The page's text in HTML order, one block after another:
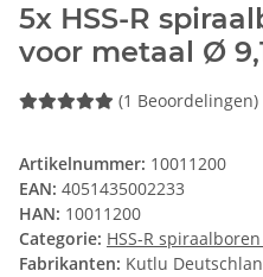
5x HSS-R
voor metaal Ø
(1 Beoordelingen)
Artikelnummer: 10011200
EAN: 4051435002233
HAN: 10011200
Categorie: HSS-R
Fabrikanten: Kutlu